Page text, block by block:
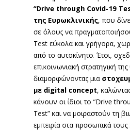
“Drive through Covid-19
της Ευρωκλινικής, που
σε όλους να
Test εύκολα και γρήγορα,
από το αυτοκίνητο. Έτσι,
επικοινωνιακή στρατηγική
διαμορφώνοντας μια
με digital concept,
κάνουν οι ίδιοι το “Drive
Test” και να μοιραστούν τη
εμπειρία στα προσωπικά